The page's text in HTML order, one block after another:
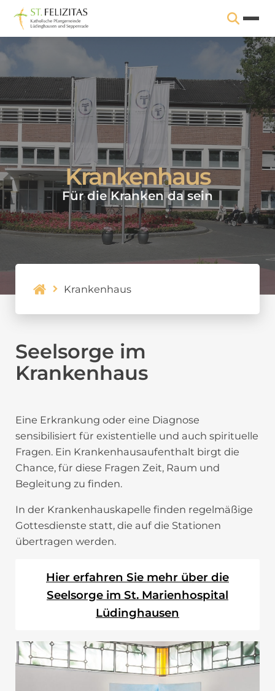
Krankenhaus
Für die Kranken da sein
Krankenhaus
Seelsorge im
Krankenhaus
Eine Erkrankung oder eine Diagnose
sensibilisiert für existentielle und auch spirituelle
Fragen. Ein Krankenhausaufenthalt birgt die
Chance, für diese Fragen Zeit, Raum und
Begleitung zu finden.
In der Krankenhauskapelle finden regelmäßige
Gottesdienste statt, die auf die Stationen
übertragen werden.
Hier erfahren Sie mehr über die
Seelsorge im St. Marienhospital
Lüdinghausen